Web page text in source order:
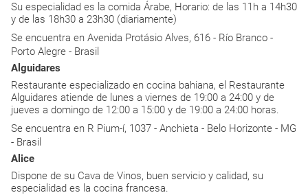
Su especialidad es la comida Árabe, Horario: de las 11h a 14h30
y de las 18h30 a 23h30 (diariamente)
Se encuentra en Avenida Protásio Alves, 616 - Río Branco -
Porto Alegre - Brasil
Alguidares
Restaurante especializado en cocina bahiana, el Restaurante
Alguidares atiende de lunes a viernes de 19:00 a 24:00 y de
jueves a domingo de 12:00 a 15:00 y de 19:00 a 24:00 horas.
Se encuentra en R Pium-í, 1037 - Anchieta - Belo Horizonte - MG
- Brasil
Alice
Dispone de su Cava de Vinos, buen servicio y calidad, su
especialidad es la cocina francesa.